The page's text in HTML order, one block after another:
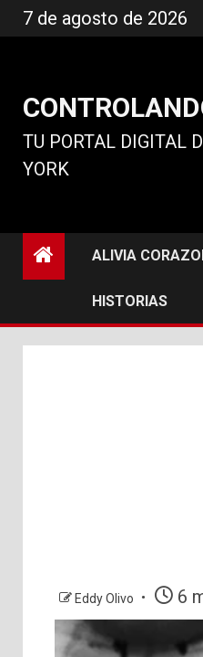
al
7 de agosto de 2026
TU PORTAL DIGITAL
YORK
ALIVIA
HISTORIAS
Eddy Olivo 6